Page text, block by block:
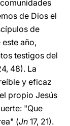
de Dios el
de
año,
testigos del
48). La
y eficaz
propio Jesús
"Que
(Jn 17, 21).